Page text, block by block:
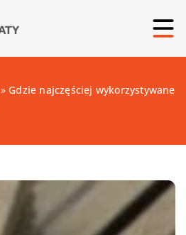
»Gdzie najczęściej wykorzystywane